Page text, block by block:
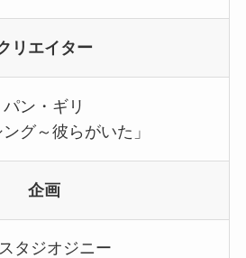
リエイター
パン・ギリ
ング～彼らがいた」
企画
タジオジニー